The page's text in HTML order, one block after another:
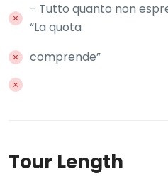
- Tutto quanto non
“La quota
comprende”
Tour Length